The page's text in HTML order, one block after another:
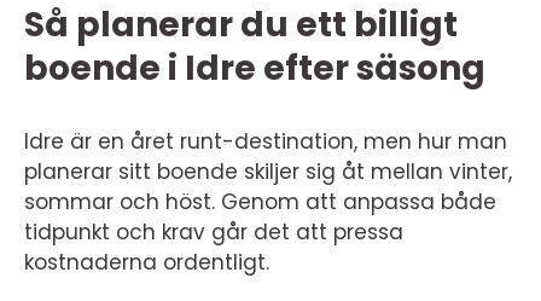
Så planerar du ett billigt
boende i Idre efter säsong
Idre är en året runt-destination, men hur man
planerar sitt boende skiljer sig åt mellan vinter,
sommar och höst. Genom att anpassa både
tidpunkt och krav går det att pressa
kostnaderna ordentligt.